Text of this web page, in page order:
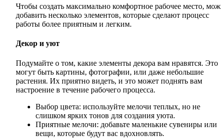
Чтобы создать максимально комфортное рабочее место,
добавить несколько элементов, которые сделают процесс
работы более приятным и легким.
Декор и уют
Подумайте о том, какие элементы декора вам нравятся. Это
могут быть картины, фотографии, или даже небольшие
растения. Их приятно видеть, и это может поднять вам
настроение в течение рабочего процесса.
Выбор цвета: используйте мелочи теплых, но не
слишком ярких тонов для создания уюта.
Приятные мелочи: добавьте маленькие сувениры или
вещи, которые будут вас вдохновлять.